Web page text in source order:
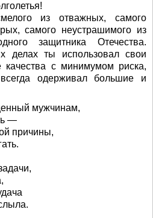
из отважных, самого
самого неустрашимого из
защитника Отечества.
ты использовал свои
качества с минимумом риска,
одерживал большие и
мужчинам,
—
причины,